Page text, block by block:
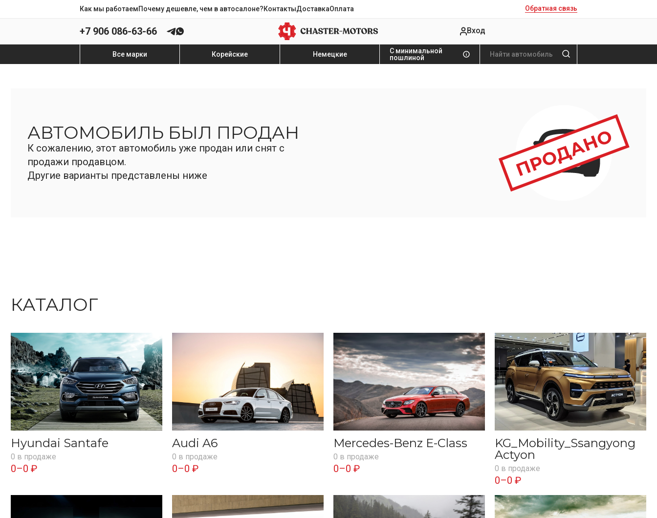
Как мы работаемПочему дешевле, чем в автосалоне?КонтактыДоставкаОплата Обратная связь
+7 906 086-63-66 Вход
Все марки Корейские Немецкие
С минимальной
пошлиной
АВТОМОБИЛЬ БЫЛ ПРОДАН
К сожалению, этот автомобиль уже продан или снят с
продажи продавцом.
Другие варианты представлены ниже
КАТАЛОГ
Hyundai Santafe
0 в продаже
0–0 ₽
Audi A6
0 в продаже
0–0 ₽
Mercedes-Benz E-Class
0 в продаже
0–0 ₽
KG_Mobility_Ssangyong
Actyon
0 в продаже
0–0 ₽